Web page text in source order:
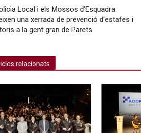
Local i els Mossos d’Esquadra
una xerrada de prevenció d’estafes i
a la gent gran de Parets
relacionats